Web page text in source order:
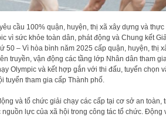
cầu 100% quận, huyện, thị xã xây dựng và thực
vì sức khỏe toàn dân, phát động và Chung kết
50 – Vì hòa bình năm 2025 cấp quận, huyện, thị
truyền, vận động các tầng lớp Nhân dân tham
Olympic và kết hợp gắn với thi đấu, tuyển chọn
tuyển tham gia cấp Thành phố.
và tổ chức giải chạy các cấp tại cơ sở an toàn,
lực của xã hội trong công tác tổ chức. Động